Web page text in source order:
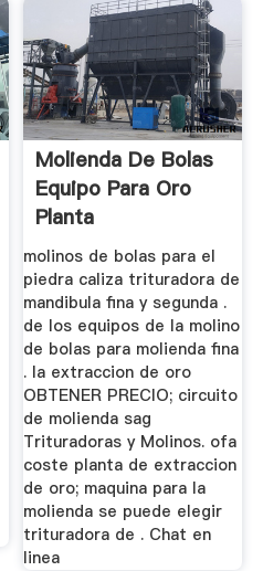
Molienda De Bolas
Equipo Para Oro
Planta
molinos de bolas para el
piedra caliza trituradora de
mandibula fina y segunda .
de los equipos de la molino
de bolas para molienda fina
. la extraccion de oro
OBTENER PRECIO; circuito
de molienda sag
Trituradoras y Molinos. ofa
coste planta de extraccion
de oro; maquina para la
molienda se puede elegir
trituradora de . Chat en
linea